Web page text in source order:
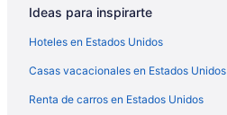
Ideas para inspirarte
Hoteles en Estados Unidos
Casas vacacionales en Estados Unidos
Renta de carros en Estados Unidos